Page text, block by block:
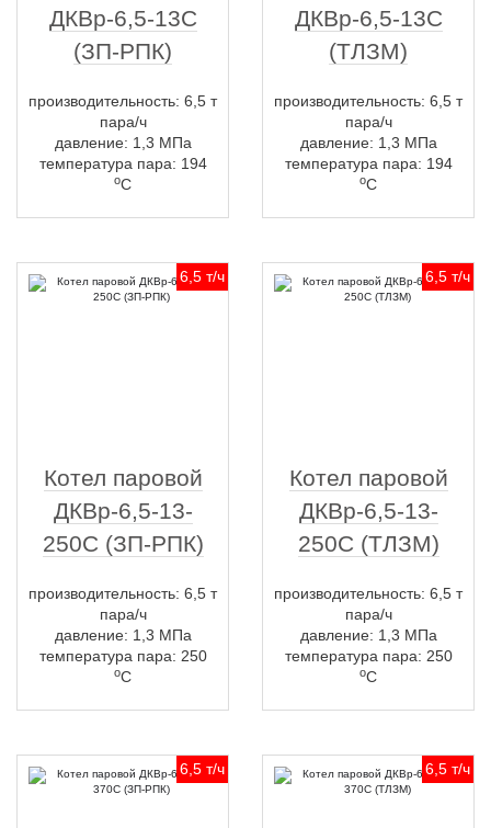
ДКВр-6,5-13С
(ЗП-РПК)
производительность: 6,5 т
пара/ч
давление: 1,3 МПа
температура пара: 194
оС
ДКВр-6,5-13С
(ТЛЗМ)
производительность: 6,5 т
пара/ч
давление: 1,3 МПа
температура пара: 194
оС
6,5 т/ч
Котел паровой
ДКВр-6,5-13-
250С (ЗП-РПК)
производительность: 6,5 т
пара/ч
давление: 1,3 МПа
температура пара: 250
оС
6,5 т/ч
Котел паровой
ДКВр-6,5-13-
250С (ТЛЗМ)
производительность: 6,5 т
пара/ч
давление: 1,3 МПа
температура пара: 250
оС
6,5 т/ч 6,5 т/ч